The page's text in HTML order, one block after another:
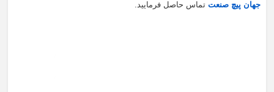
جهان پیچ صنعتتماس حاصل فرمایید.